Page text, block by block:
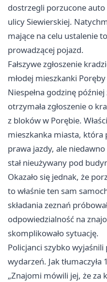
dostrzegli porzucone
ulicy Siewierskiej.
mające na celu ustalenie
prowadzącej pojazd.
Fałszywe zgłoszenie
młodej mieszkanki Poręby
Niespełna godzinę
otrzymała zgłoszenie o
z bloków w Porębie.
mieszkanka miasta, która
prawa jazdy, ale
stał nieużywany pod
Okazało się jednak, że
to właśnie ten sam
składania zeznań
odpowiedzialność na
skomplikowało sytuację.
Policjanci szybko
wydarzeń. Jak tłumaczyła
„Znajomi mówili jej, że za